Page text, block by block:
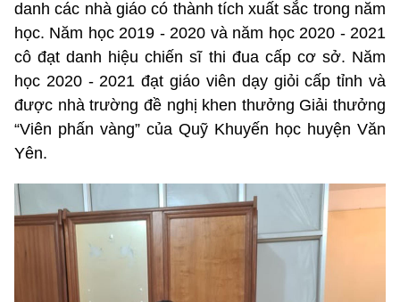
danh các nhà giáo có thành tích xuất sắc trong năm
học. Năm học 2019 - 2020 và năm học 2020 - 2021
cô đạt danh hiệu chiến sĩ thi đua cấp cơ sở. Năm
học 2020 - 2021 đạt giáo viên dạy giỏi cấp tỉnh và
được nhà trường đề nghị khen thưởng Giải thưởng
“Viên phấn vàng” của Quỹ Khuyến học huyện Văn
Yên.